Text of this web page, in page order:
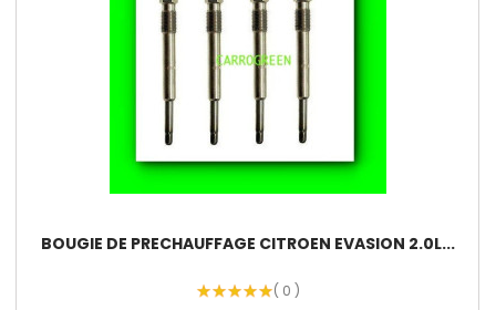
BOUGIE DE PRECHAUFFAGE CITROEN EVASION 2.0L...
( 0 )